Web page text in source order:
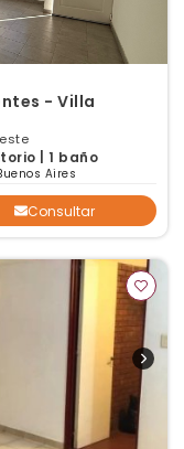
- Villa
| 1 baño
Aires
Consultar